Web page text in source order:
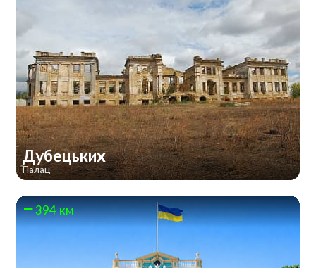
Дубецьких
Палац
394 км